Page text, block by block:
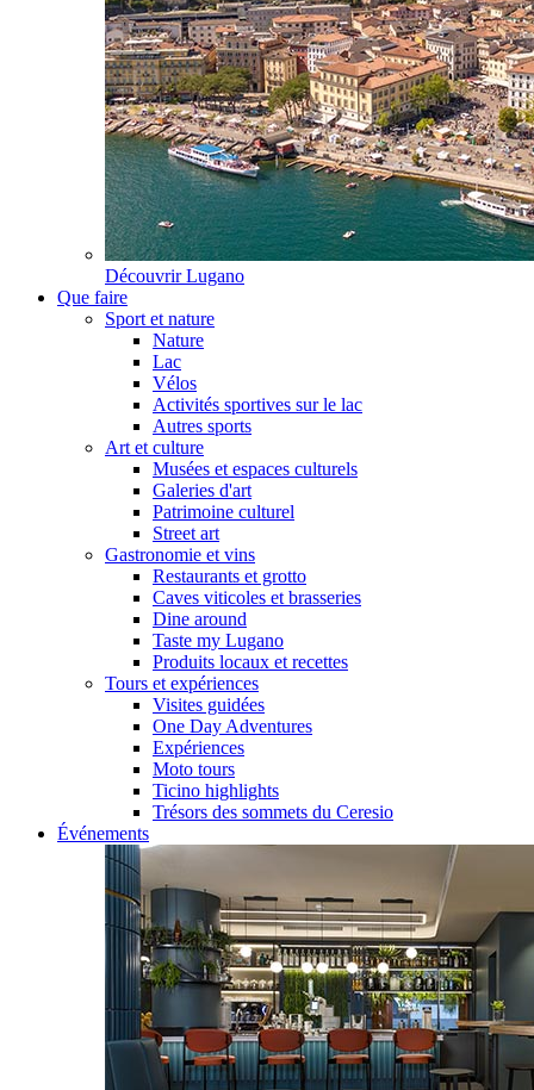
Découvrir Lugano
Que faire
Sport et nature
Nature
Lac
Vélos
Activités sportives sur le lac
Autres sports
Art et culture
Musées et espaces culturels
Galeries d'art
Patrimoine culturel
Street art
Gastronomie et vins
Restaurants et grotto
Caves viticoles et brasseries
Dine around
Taste my Lugano
Produits locaux et recettes
Tours et expériences
Visites guidées
One Day Adventures
Expériences
Moto tours
Ticino highlights
Trésors des sommets du Ceresio
Événements